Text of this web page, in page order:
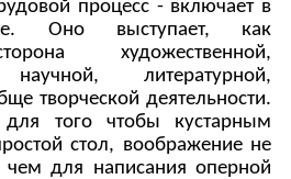
процесс - включает в
Оно выступает, как
художественной,
научной, литературной,
творческой деятельности.
того чтобы кустарным
стол, воображение не
для написания оперной